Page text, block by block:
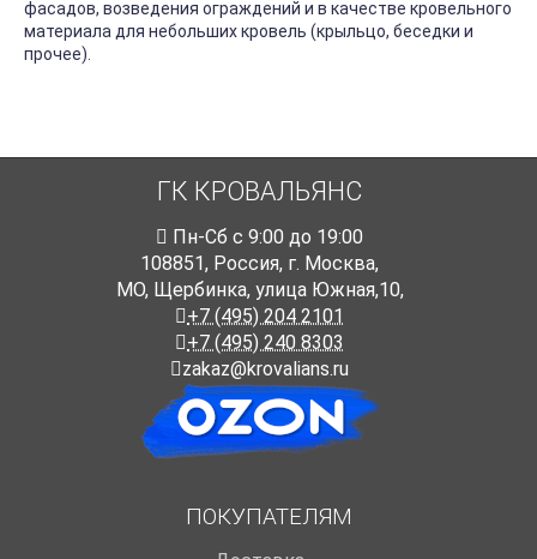
фасадов, возведения ограждений и в качестве кровельного
материала для небольших кровель (крыльцо, беседки и
прочее).
ГК КРОВАЛЬЯНС
Пн-Cб с 9:00 до 19:00
108851, Россия, г. Москва,
МО, Щербинка, улица Южная,10,
+7 (495) 204 2101
+7 (495) 240 8303
zakaz@krovalians.ru
ПОКУПАТЕЛЯМ